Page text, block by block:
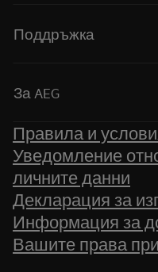
Поддръжка
За AEG
Правила и
Уведомление
личните данни
Декларация за
Информация за
Вашите права